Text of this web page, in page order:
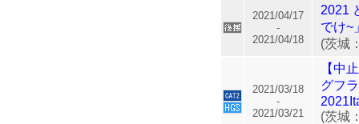
2021/04/17
-
2021/04/18
2021
でけ~
(茨城
2021/03/18
-
2021/03/21
【中
グフ
(茨城